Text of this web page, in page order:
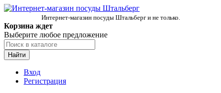
Интернет-магазин посуды Штальберг и не только.
Корзина ждет
Выберите любое предложение
Найти
Вход
Регистрация